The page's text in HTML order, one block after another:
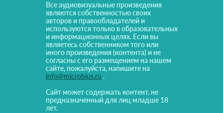
Все аудиовизуальные произведения
являются собственностью своих
авторов и правообладателей и
используются только в образовательных
и информационных целях. Если вы
являетесь собственником того или
иного произведения (контента) и не
согласны с его размещением на нашем
сайте, пожалуйста, напишите на
info@microbius.ru .
Сайт может содержать контент, не
предназначенный для лиц младше 18
лет.